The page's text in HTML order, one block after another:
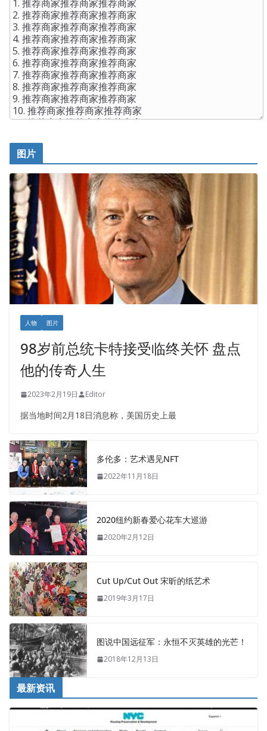
图片
人物 图片
98岁前总统卡特接受临终关怀 盘点
他的传奇人生
2023年2月19日 Editor
据当地时间2月18日消息称，美国历史上最
多伦多：艺术遇见NFT
2022年11月18日
2020纽约新春爱心花车大巡游
2020年2月12日
Cut Up/Cut Out 宋昕的纸艺术
2019年3月17日
图说中国远征军：永恒不灭英雄的光芒！
2018年12月13日
最新资讯